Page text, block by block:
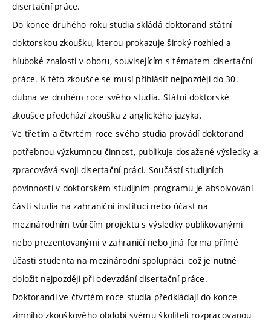
disertační práce.
Do konce druhého roku studia skládá doktorand státní
doktorskou zkoušku, kterou prokazuje široký rozhled a
hluboké znalosti v oboru, souvisejícím s tématem disertační
práce. K této zkoušce se musí přihlásit nejpozději do 30.
dubna ve druhém roce svého studia. Státní doktorské
zkoušce předchází zkouška z anglického jazyka.
Ve třetím a čtvrtém roce svého studia provádí doktorand
potřebnou výzkumnou činnost, publikuje dosažené výsledky a
zpracovává svoji disertační práci. Součástí studijních
povinností v doktorském studijním programu je absolvování
části studia na zahraniční instituci nebo účast na
mezinárodním tvůrčím projektu s výsledky publikovanými
nebo prezentovanými v zahraničí nebo jiná forma přímé
účasti studenta na mezinárodní spolupráci, což je nutné
doložit nejpozději při odevzdání disertační práce.
Doktorandi ve čtvrtém roce studia předkládají do konce
zimního zkouškového období svému školiteli rozpracovanou